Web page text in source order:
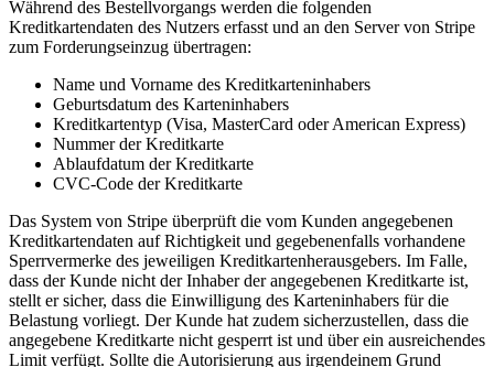
Während des Bestellvorgangs werden die folgenden
Kreditkartendaten des Nutzers erfasst und an den Server von Stripe
zum Forderungseinzug übertragen:
Name und Vorname des Kreditkarteninhabers
Geburtsdatum des Karteninhabers
Kreditkartentyp (Visa, MasterCard oder American Express)
Nummer der Kreditkarte
Ablaufdatum der Kreditkarte
CVC-Code der Kreditkarte
Das System von Stripe überprüft die vom Kunden angegebenen
Kreditkartendaten auf Richtigkeit und gegebenenfalls vorhandene
Sperrvermerke des jeweiligen Kreditkartenherausgebers. Im Falle,
dass der Kunde nicht der Inhaber der angegebenen Kreditkarte ist,
stellt er sicher, dass die Einwilligung des Karteninhabers für die
Belastung vorliegt. Der Kunde hat zudem sicherzustellen, dass die
angegebene Kreditkarte nicht gesperrt ist und über ein ausreichendes
Limit verfügt. Sollte die Autorisierung aus irgendeinem Grund